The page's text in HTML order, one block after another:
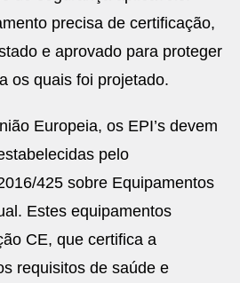
precisa de certificação,
e aprovado para proteger
os quais foi projetado.
Europeia, os EPI’s devem
pelo
425 sobre Equipamentos
Estes equipamentos
CE, que certifica a
requisitos de saúde e